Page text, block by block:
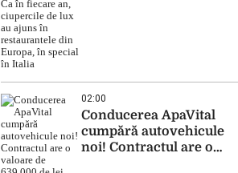
02:00
Conducerea ApaVital
cumpără autovehicule
noi! Contractul are o